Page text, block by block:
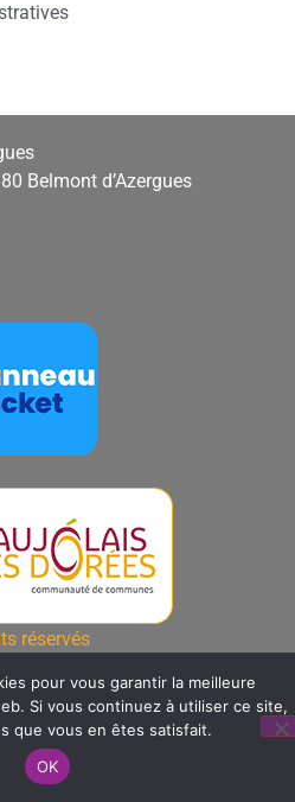
Belmont d’Azergues
réservés
pour vous garantir la meilleure
Si vous continuez à utiliser ce site,
que vous en êtes satisfait.
OK